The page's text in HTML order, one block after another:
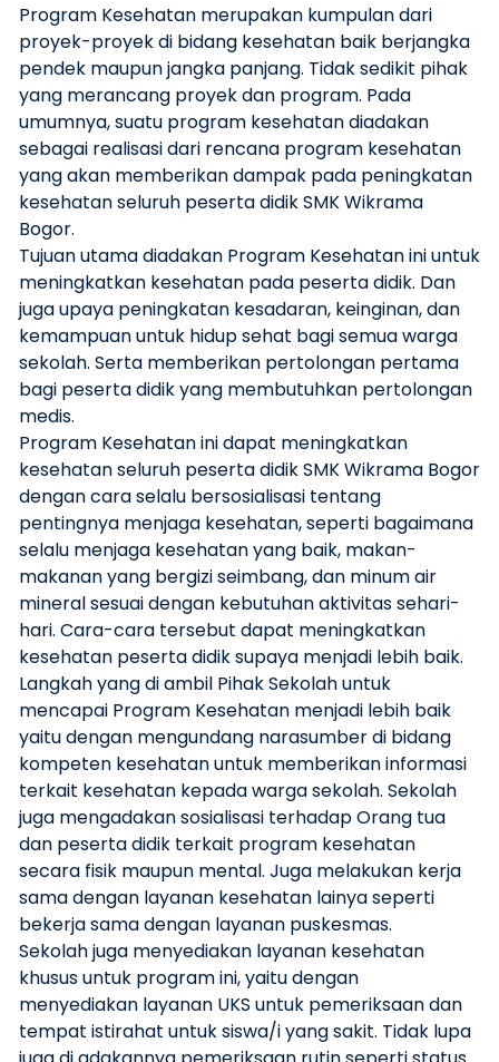
Program Kesehatan merupakan kumpulan dari
proyek-proyek di bidang kesehatan baik berjangka
pendek maupun jangka panjang. Tidak sedikit pihak
yang merancang proyek dan program. Pada
umumnya, suatu program kesehatan diadakan
sebagai realisasi dari rencana program kesehatan
yang akan memberikan dampak pada peningkatan
kesehatan seluruh peserta didik SMK Wikrama
Bogor.
Tujuan utama diadakan Program Kesehatan ini untuk
meningkatkan kesehatan pada peserta didik. Dan
juga upaya peningkatan kesadaran, keinginan, dan
kemampuan untuk hidup sehat bagi semua warga
sekolah. Serta memberikan pertolongan pertama
bagi peserta didik yang membutuhkan pertolongan
medis.
Program Kesehatan ini dapat meningkatkan
kesehatan seluruh peserta didik SMK Wikrama Bogor
dengan cara selalu bersosialisasi tentang
pentingnya menjaga kesehatan, seperti bagaimana
selalu menjaga kesehatan yang baik, makan-
makanan yang bergizi seimbang, dan minum air
mineral sesuai dengan kebutuhan aktivitas sehari-
hari. Cara-cara tersebut dapat meningkatkan
kesehatan peserta didik supaya menjadi lebih baik.
Langkah yang di ambil Pihak Sekolah untuk
mencapai Program Kesehatan menjadi lebih baik
yaitu dengan mengundang narasumber di bidang
kompeten kesehatan untuk memberikan informasi
terkait kesehatan kepada warga sekolah. Sekolah
juga mengadakan sosialisasi terhadap Orang tua
dan peserta didik terkait program kesehatan
secara fisik maupun mental. Juga melakukan kerja
sama dengan layanan kesehatan lainya seperti
bekerja sama dengan layanan puskesmas.
Sekolah juga menyediakan layanan kesehatan
khusus untuk program ini, yaitu dengan
menyediakan layanan UKS untuk pemeriksaan dan
tempat istirahat untuk siswa/i yang sakit. Tidak lupa